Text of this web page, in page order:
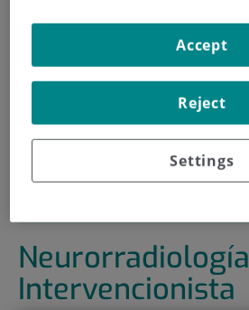
Área de Cirugía
Área de
Neurorradiología
Neurorradiología
Intervencionista
Settings
Reject
Accept